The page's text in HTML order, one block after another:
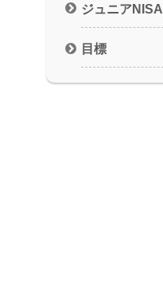
ジュニアNISA
目標